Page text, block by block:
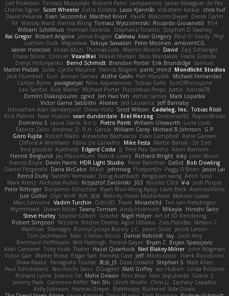
Leif Pedersen Tomasz Muszyński Roberd Palm Lampantino Javier Meseguer de Paz
Charles Tigner Scott Wheeler Eelco Dolstra Lasse Kjønnås Viduttam Katkar chris huf
David Pekarek Evan Seccombe Manfred Knorr PaulR Malcolm Dwyer Derek Carlin
RF Wendy Ward Fianna Wong Tomasz Wyszolmirski Riccardo Giovanetti fr54
William Schilthuis Herman Idzerda Stephane Toraldo Stephen D Swaney
Kai Gregor Robert Angone James Rogers Calinou Alan Gregory Paul O' Grady Phyl
Luthien Dulk Miguelaxa Takuya Sawatari Peter Moonen ambientCG
xavier moscoso Vedat Afuzi Thomas Lisle Warren Moore David Zaq Schlanger
Chase Stone Conicer VoxelKei Mikkel Nielsen Nico Wardakas Frank Grande
Denys Holovyanko Bernd Schmidt Brendon Porter Erik Brundidge Samuel
Martin Pražák Sofia Cyrille Maurice Patrick Nugent penti_mmd Mondlicht Studios
Jack Humbert Gun Arman Sernaz Atdhe Gashi Petr Hloušek
Michael Fernandez
Caitlyn Byrne paragsatyal Nino Kapetanovic Tobias Gallé SonOfPorcupine
Leo Santos Rob Waller Michael Porter Puzzlebox Props Justin
honda78
Dimitri Diakopoulos zgred Jen Hao Yeh esther carney Mark Lopatka
Victor Gama Sabbithi Alexlee Jed Laurance Jeff Barnaby
Johnathan Alan Vanderpool Oliver Hotz Scott Wilson Cadalog, Inc. Tobias Rösli
Rick Palmer Neal Huston sean dunderdale Erel Herzog OroborosNZ RaptorBricks
Domenic S Laura Ganis Ike Li Pietro Ponti William Unsworth Lorie Loeb
Fabrice Zaini Andrew_D R.H. García William Carey Michael B Johnson
G.P
Goro Fujita Robert Wallis Alexander Bachvarov Evan Campbell Rene Gansen
Clifford A Worsham Fábio De Carvalho Mike Festa Martin Banak - Dr Zed
fred gissubel Ayetheist Edgard Costa JJ Pere Pau Sancho Kevin Barnum
Henrik Berglund Jay Piboontum Patrick Lowry Richard Wright kiky John Moon
Francis Boyle Devin Harris HDR Light Studio Peter Baintner Da5id Bob Dowling
Daniel Fitzgerald Dana McCabe Miket jehrmaig f1rstpers0n Peggy O'Brien Jason Lai
Bernd Dully Satoshi Yamasaki Doug Auerbach fengquan wang Aeon Soul
Mark Krenz Nicholas Rubin Krzysztof Zwolinski JG3 Nicolas Côté V-o Josh Purple
Peter Rittinger Benjamin Schechter Ryan Won-Meng Apuy Liam Beck AuroranFilms
Just Gollor Glyn Wolf 亮作 淡波 Melody Helen MacFarlane Makoto Izawa
Marc Lemoine Vadim Turchin Odin3D Travis Moiarte3d Tim van Helsdingen
WyrmHead
Shawn Miller Tawny Tomsen Andy Hickmott Mikayla
Hiroshi Saito
Steve Hurley Sophie Gilbert Grische Nigel Hillyer Art of 3D Rendering
Robert Simpson
Nizzero Ritchie Owens Agon Ushaku Zisis Psalidas Nelson C
Matthias Stareagle BunnyCyclops Bunny J.C. Jason Scott Jacob Larson
Tom Jachmann
Max Cristian Rocco Daniel Raboldt ray Zach Hoy
Bernhard Hoffmann Will Hattingh Perard-Gayot Bryan C Bojan Spasojevic
Alan Camerer Toby Yoda Thater Hazel Quantock Neil Blakey-Milner John Wagman
Victor Gan Walter Bosse Edgar San Pamela Case Jeff Modicolitor Frank Riccobono
Shaw Kaake Panagiotis Tourlas 果冻_JS Dave Liewald Stephan S Matt Allen
Paul Schicketanz
Norimichi Sano DGagster Matt Griffey Ian Hubert Linda Robbins
Richard Lyons Joanne Tai Mahe Dewan Finn Bear Ivan Sepulveda
Gabor Z
Jeremy Park
Cameron Keffer Yan Shi Ulrich Woehr Chris Li
Zachary Capalbo
Kelly Johnson Hannes Dreyer Elektrospy Buttered Side Down